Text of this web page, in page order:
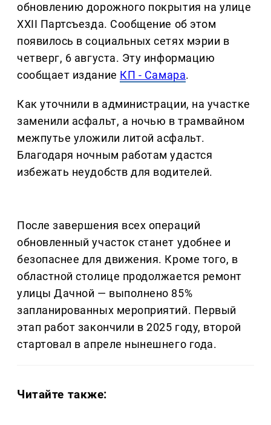
обновлению дорожного покрытия на улице
XXII Партсъезда. Сообщение об этом
появилось в социальных сетях мэрии в
четверг, 6 августа. Эту информацию
сообщает издание КП - Самара.
Как уточнили в администрации, на участке
заменили асфальт, а ночью в трамвайном
межпутье уложили литой асфальт.
Благодаря ночным работам удастся
избежать неудобств для водителей.
После завершения всех операций
обновленный участок станет удобнее и
безопаснее для движения. Кроме того, в
областной столице продолжается ремонт
улицы Дачной — выполнено 85%
запланированных мероприятий. Первый
этап работ закончили в 2025 году, второй
стартовал в апреле нынешнего года.
Читайте также: